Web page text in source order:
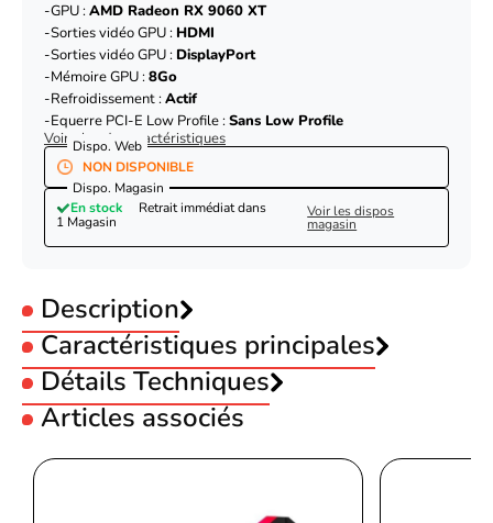
GPU :AMD Radeon RX 9060 XT
Sorties vidéo GPU : HDMI
Sorties vidéo GPU : DisplayPort
Mémoire GPU :8Go
Refroidissement :Actif
Equerre PCI-E Low Profile :Sans Low Profile
Voir plus de caractéristiques
Dispo. Web
NON DISPONIBLE
Dispo. Magasin
En stock
Retrait immédiat dans
1 Magasin
Voir les dispos
magasin
Description
Asus Prime Radeon RX 9060 XT 8GB GDDR6
Caractéristiques principales
Utilisation :Gamer
Constructeur GPU :AMD
GPU :AMD Radeon RX 9060 XT
Sorties vidéo GPU :DisplayPort
Mémoire GPU :
Détails Techniques
Processeur
Processeur graphique
Articles associés